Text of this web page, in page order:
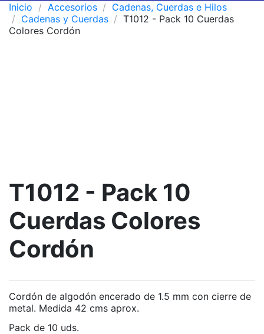
Inicio Accesorios
Cadenas, Cuerdas e Hilos
Cadenas y Cuerdas
T1012 - Pack 10 Cuerdas
Colores Cordón
T1012 - Pack 10
Cuerdas Colores
Cordón
Cordón de algodón encerado de 1.5 mm con cierre de
metal. Medida 42 cms aprox.
Pack de 10 uds.